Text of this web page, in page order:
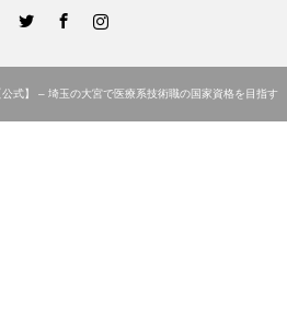
式】 – 埼玉の大宮で医療系技術職の国家資格を目指す